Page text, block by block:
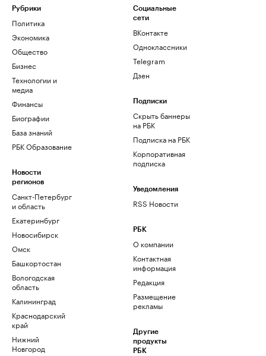
Рубрики
Политика
Экономика
Общество
Бизнес
Технологии и
медиа
Финансы
Биографии
База знаний
РБК Образование
Новости
регионов
Санкт-Петербург
и область
Екатеринбург
Новосибирск
Омск
Башкортостан
Вологодская
область
Калининград
Краснодарский
край
Нижний
Новгород
Социальные
сети
ВКонтакте
Одноклассники
Telegram
Дзен
Подписки
Скрыть баннеры
на РБК
Подписка на РБК
Корпоративная
подписка
Уведомления
RSS Новости
РБК
О компании
Контактная
информация
Редакция
Размещение
рекламы
Другие
продукты
РБК